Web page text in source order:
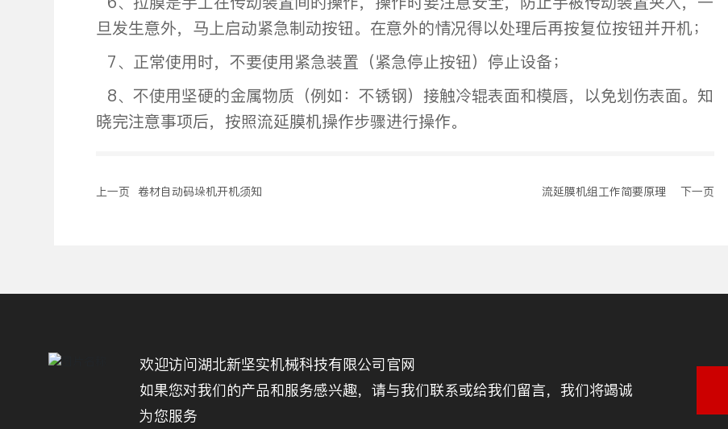
旦发生意外，马上启动紧急制动按钮。在意外的情况得以处理后再按复位按钮并开机；
7、正常使用时，不要使用紧急装置（紧急停止按钮）停止设备；
8、不使用坚硬的金属物质（例如：不锈钢）接触冷辊表面和模唇，以免划伤表面。知
晓完注意事项后，按照流延膜机操作步骤进行操作。
上一页 卷材自动码垛机开机须知 流延膜机组工作简要原理 下一页
欢迎访问湖北新坚实机械科技有限公司官网
如果您对我们的产品和服务感兴趣，请与我们联系或给我们留言，我们将竭诚
为您服务